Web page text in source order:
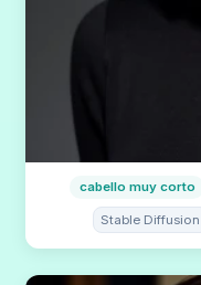
cabello muy corto
Stable Diffusion